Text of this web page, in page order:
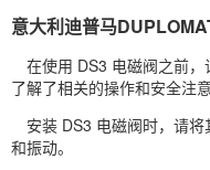
意大利迪普马
在使用 DS3 电磁阀之前
了解了相关的操作和安全注意
安装 DS3 电磁阀时，请
和振动。